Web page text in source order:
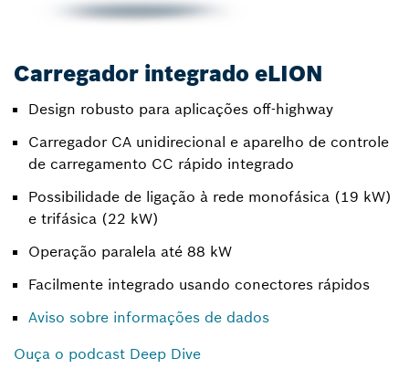
Carregador integrado eLION
Design robusto para aplicações off-highway
Carregador CA unidirecional e aparelho de controle
de carregamento CC rápido integrado
Possibilidade de ligação à rede monofásica (19 kW)
e trifásica (22 kW)
Operação paralela até 88 kW
Facilmente integrado usando conectores rápidos
Aviso sobre informações de dados
Ouça o podcast Deep Dive